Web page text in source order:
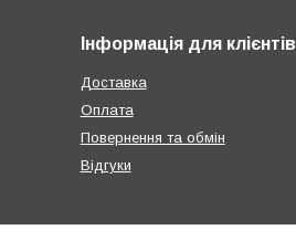
Інформація для клієнтів
Доставка
Оплата
Повернення та обмін
Відгуки